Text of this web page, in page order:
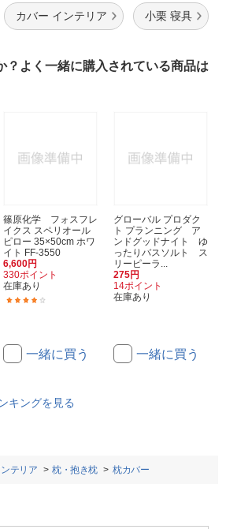
カバー インテリア 小栗 寝具
？よく一緒に購入されている商品は
篠原化学 フォスフレ
イクス スペリオール
ピロー 35×50cm ホワ
イト FF-3550
6,600円
330ポイント
在庫あり
一緒に買う
グローバル プロダク
ト プランニング ア
ンドグッドナイト ゆ
ったりバスソルト ス
リーピーラ...
275円
14ポイント
在庫あり
一緒に買う
キングを見る
テリア 枕・抱き枕 枕カバー